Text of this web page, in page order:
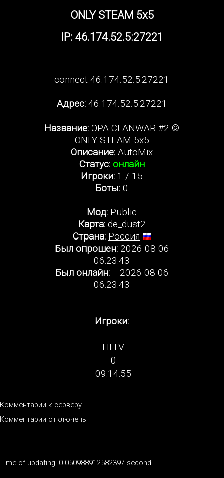
ONLY STEAM 5x5
IP: 46.174.52.5:27221
connect 46.174.52.5:27221
Адрес: 46.174.52.5:27221
Название: ЭРА CLANWAR #2 ©
ONLY STEAM 5x5
Описание: AutoMix
Статус: онлайн
Игроки: 1 / 15
Боты: 0
Мод: Public
Карта: de_dust2
Страна: Россия
Был опрошен:2026-08-06
06:23:43
Был онлайн:2026-08-06
06:23:43
Игроки:
HLTV
0
09:14:55
Комментарии к серверу
Комментарии отключены
Time of updating: 0.050988912582397 second